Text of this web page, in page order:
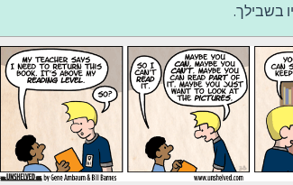
בשבילך.